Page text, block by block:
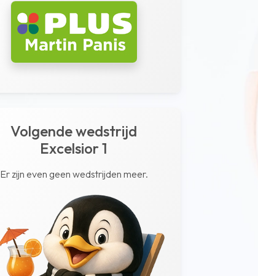
Volgende wedstrijd
Excelsior 1
Er zijn even geen wedstrijden meer.